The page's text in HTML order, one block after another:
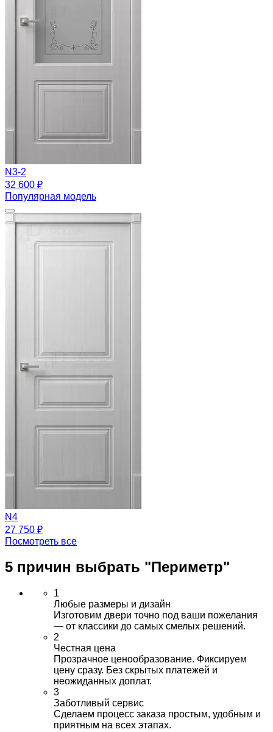
N3-2
32 600 ₽
Популярная модель
N4
27 750 ₽
Посмотреть все
5 причин выбрать "Периметр"
1
Любые размеры и дизайн
Изготовим двери точно под ваши пожелания
— от классики до самых смелых решений.
2
Честная цена
Прозрачное ценообразование. Фиксируем
цену сразу. Без скрытых платежей и
неожиданных доплат.
3
Заботливый сервис
Сделаем процесс заказа простым, удобным и
приятным на всех этапах.